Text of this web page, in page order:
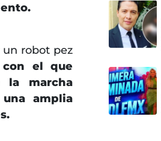
robot pez
con el que
la marcha
amplia